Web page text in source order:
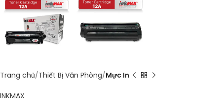
Trang chủ Thiết Bị Văn Phòng Mực In
INKMAX